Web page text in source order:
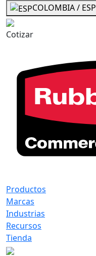
COLOMBIA / ESP
Cotizar
Productos
Marcas
Industrias
Recursos
Tienda